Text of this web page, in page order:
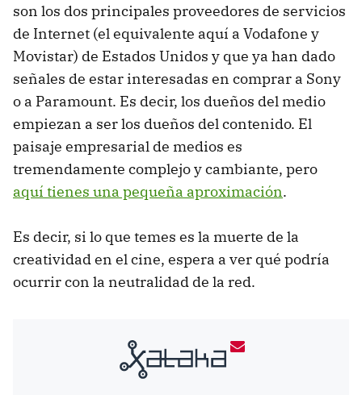
son los dos principales proveedores de servicios
de Internet (el equivalente aquí a Vodafone y
Movistar) de Estados Unidos y que ya han dado
señales de estar interesadas en comprar a Sony
o a Paramount. Es decir, los dueños del medio
empiezan a ser los dueños del contenido. El
paisaje empresarial de medios es
tremendamente complejo y cambiante, pero
aquí tienes una pequeña aproximación.
Es decir, si lo que temes es la muerte de la
creatividad en el cine, espera a ver qué podría
ocurrir con la neutralidad de la red.